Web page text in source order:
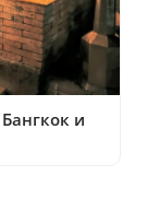
и